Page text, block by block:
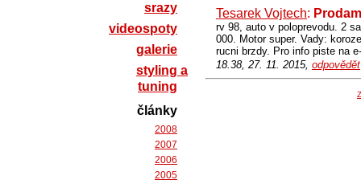
Tesarek Vojtech:
rv 98, auto v poloprevodu. 2
000. Motor super. Vady:
rucni brzdy. Pro info piste na
18.38, 27. 11. 2015, odpovědět
srazy
videospoty
galerie
styling a
tuning
články
2008
2007
2006
2005